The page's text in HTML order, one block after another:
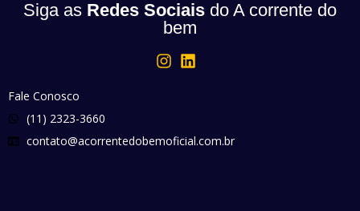
Siga as Redes Sociais do A corrente do
bem
Fale Conosco
(11) 2323-3660
contato@acorrentedobemoficial.com.br